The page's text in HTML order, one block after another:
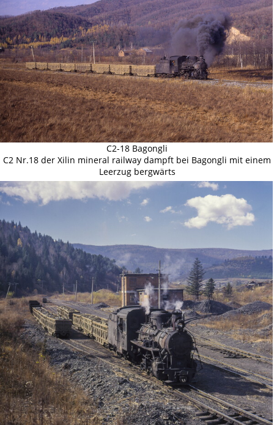
C2-18 Bagongli
C2 Nr.18 der Xilin mineral railway dampft bei Bagongli mit einem
Leerzug bergwärts